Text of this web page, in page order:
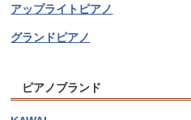
アップライトピアノ
グランドピアノ
ピアノブランド